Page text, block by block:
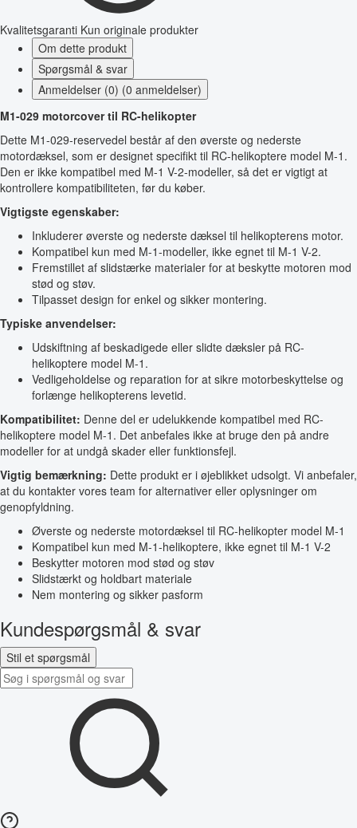
Kvalitetsgaranti Kun originale produkter
Om dette produkt
Spørgsmål & svar
Anmeldelser (0) (0 anmeldelser)
M1-029 motorcover til RC-helikopter
Dette M1-029-reservedel består af den øverste og nederste
motordæksel, som er designet specifikt til RC-helikoptere model M-1.
Den er ikke kompatibel med M-1 V-2-modeller, så det er vigtigt at
kontrollere kompatibiliteten, før du køber.
Vigtigste egenskaber:
Inkluderer øverste og nederste dæksel til helikopterens motor.
Kompatibel kun med M-1-modeller, ikke egnet til M-1 V-2.
Fremstillet af slidstærke materialer for at beskytte motoren mod
stød og støv.
Tilpasset design for enkel og sikker montering.
Typiske anvendelser:
Udskiftning af beskadigede eller slidte dæksler på RC-
helikoptere model M-1.
Vedligeholdelse og reparation for at sikre motorbeskyttelse og
forlænge helikopterens levetid.
Kompatibilitet: Denne del er udelukkende kompatibel med RC-
helikoptere model M-1. Det anbefales ikke at bruge den på andre
modeller for at undgå skader eller funktionsfejl.
Vigtig bemærkning: Dette produkt er i øjeblikket udsolgt. Vi anbefaler,
at du kontakter vores team for alternativer eller oplysninger om
genopfyldning.
Øverste og nederste motordæksel til RC-helikopter model M-1
Kompatibel kun med M-1-helikoptere, ikke egnet til M-1 V-2
Beskytter motoren mod stød og støv
Slidstærkt og holdbart materiale
Nem montering og sikker pasform
Kundespørgsmål & svar
Stil et spørgsmål